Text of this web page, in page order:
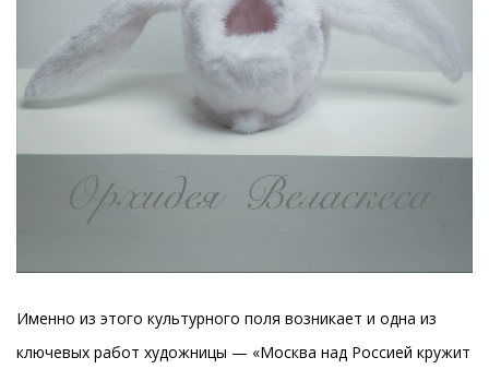
Именно из этого культурного поля возникает и одна из
ключевых работ художницы — «Москва над Россией кружит